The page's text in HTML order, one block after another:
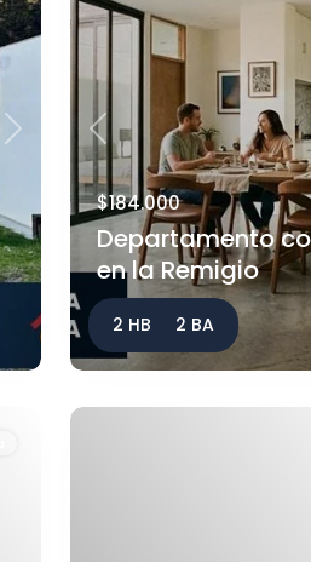
Next Previous
$184.000
Departamento
en la Remigio
2 HB 2 BA